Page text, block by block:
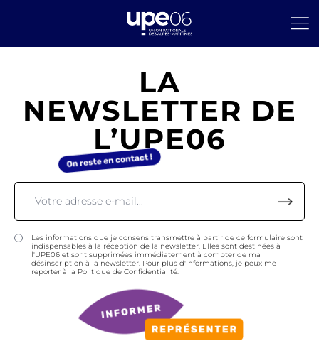
LA
NEWSLETTER DE
L’UPE06
Les informations que je consens transmettre à partir de ce formulaire sont
indispensables à la réception de la newsletter. Elles sont destinées à
l'UPE06 et sont supprimées immédiatement à compter de ma
désinscription à la newsletter. Pour plus d'informations, je peux me
reporter à la Politique de Confidentialité.